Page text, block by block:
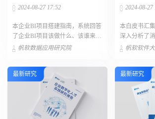
2024-08-27 17:52
本企业BI项目搭建指南，系统回答
了企业BI项目该做什么、该谁来
做、该怎么做，以及如何在企业内
值等问题。
帆软数据应用研究院
书 2.0
2024-08-27
本白皮书汇
深入分析了
思考，并通
面的巨大潜
帆软软件
最新研究 最新研究